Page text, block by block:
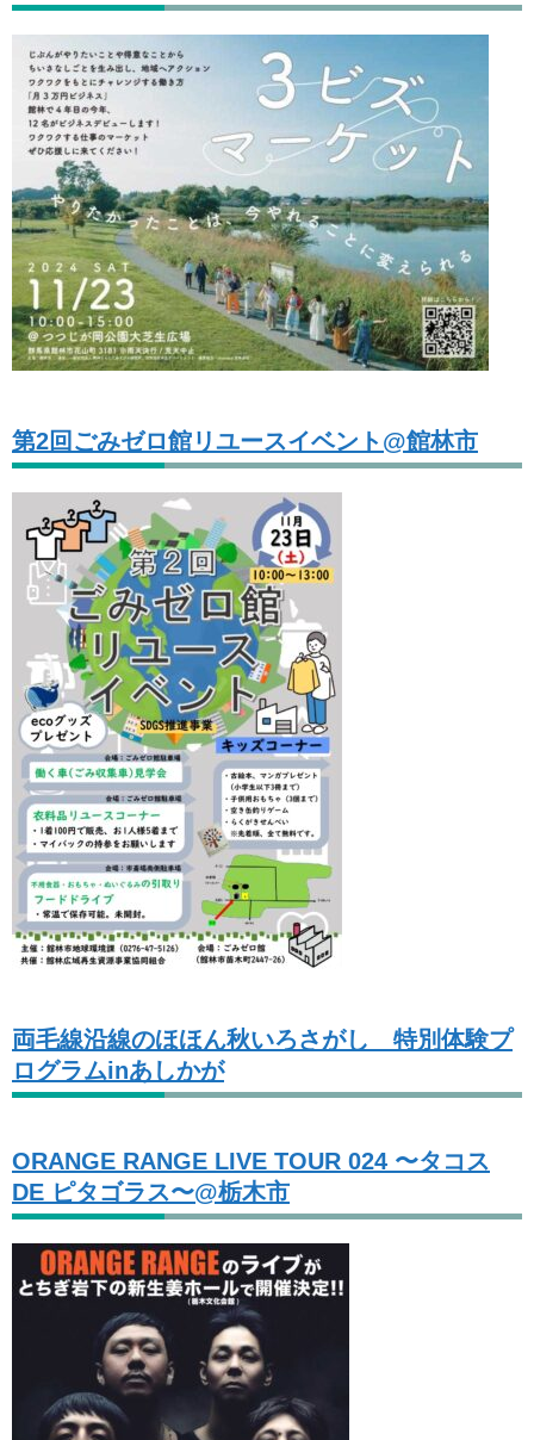
第2回ごみゼロ館リユースイベント@館林市
両毛線沿線のほほん秋いろさがし 特別体験プ
ログラムinあしかが
ORANGE RANGE LIVE TOUR 024 〜タコス
DE ピタゴラス〜@栃木市